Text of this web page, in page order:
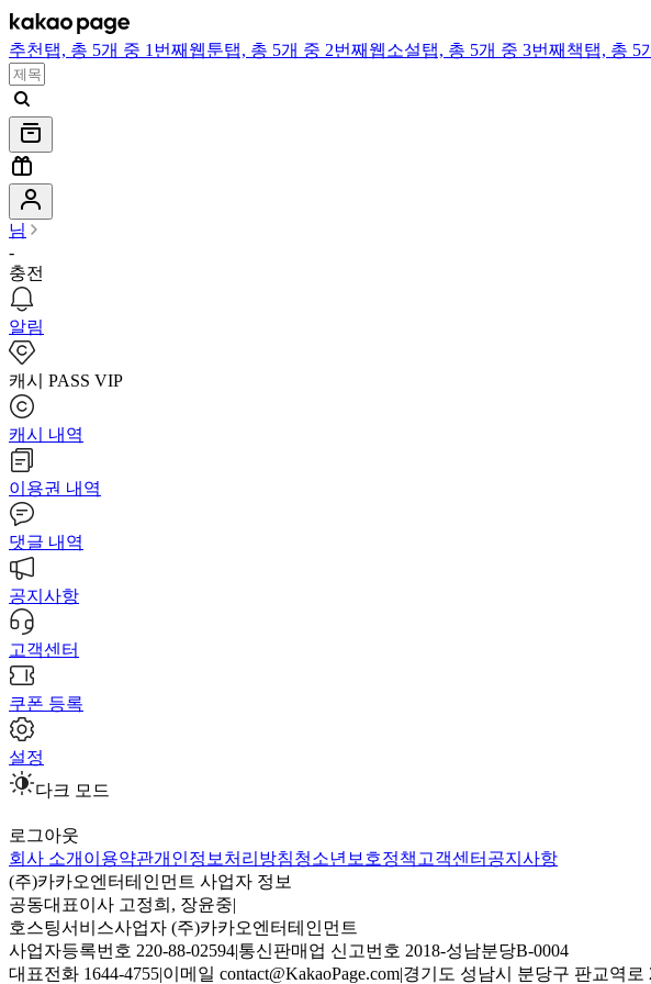
추천 탭, 총 5개 중 1번째 웹툰탭, 총 5개 중 2번째 웹소설탭, 총 5개 중 3번째 책탭, 총 5
님
-
충전
알림
캐시 PASS VIP
캐시 내역
이용권 내역
댓글 내역
공지사항
고객센터
쿠폰 등록
설정
다크 모드
로그아웃
회사 소개 이용약관개인정보처리방침청소년보호정책 고객센터 공지사항
(주)카카오엔터테인먼트 사업자 정보
공동대표이사 고정희, 장윤중|
호스팅서비스사업자 (주)카카오엔터테인먼트
사업자등록번호 220-88-02594|통신판매업 신고번호 2018-성남분당B-0004
대표전화 1644-4755|이메일 contact@KakaoPage.com|경기도 성남시 분당구 판교역로